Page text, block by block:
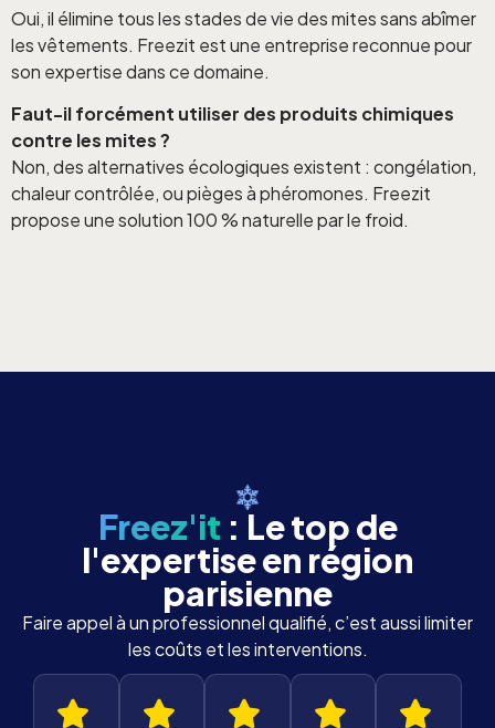
Oui, il élimine tous les stades de vie des mites sans abîmer
les vêtements. Freezit est une entreprise reconnue pour
son expertise dans ce domaine.
Faut-il forcément utiliser des produits chimiques
contre les mites ?
Non, des alternatives écologiques existent : congélation,
chaleur contrôlée, ou pièges à phéromones. Freezit
propose une solution 100 % naturelle par le froid.
Freez'it : Le top de
l'expertise en région
parisienne
Faire appel à un professionnel qualifié, c’est aussi limiter
les coûts et les interventions.